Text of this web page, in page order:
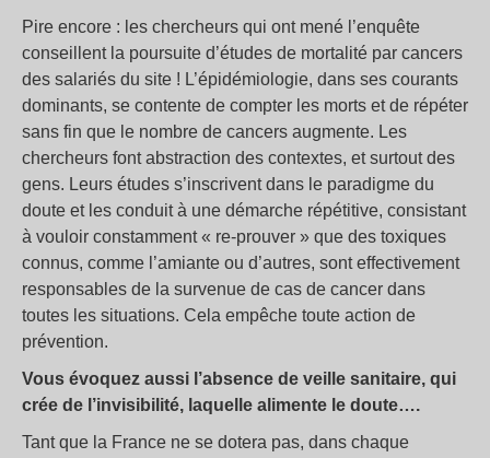
Pire encore : les chercheurs qui ont mené l’enquête
conseillent la poursuite d’études de mortalité par cancers
des salariés du site ! L’épidémiologie, dans ses courants
dominants, se contente de compter les morts et de répéter
sans fin que le nombre de cancers augmente. Les
chercheurs font abstraction des contextes, et surtout des
gens. Leurs études s’inscrivent dans le paradigme du
doute et les conduit à une démarche répétitive, consistant
à vouloir constamment « re-prouver » que des toxiques
connus, comme l’amiante ou d’autres, sont effectivement
responsables de la survenue de cas de cancer dans
toutes les situations. Cela empêche toute action de
prévention.
Vous évoquez aussi l’absence de veille sanitaire, qui
crée de l’invisibilité, laquelle alimente le doute….
Tant que la France ne se dotera pas, dans chaque